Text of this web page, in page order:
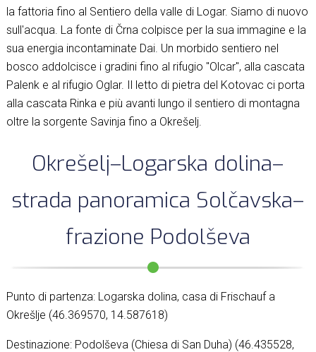
la fattoria fino al Sentiero della valle di Logar. Siamo di nuovo
sull'acqua. La fonte di Črna colpisce per la sua immagine e la
sua energia incontaminate Dai. Un morbido sentiero nel
bosco addolcisce i gradini fino al rifugio "Olcar", alla cascata
Palenk e al rifugio Oglar. Il letto di pietra del Kotovac ci porta
alla cascata Rinka e più avanti lungo il sentiero di montagna
oltre la sorgente Savinja fino a Okrešelj.
Okrešelj–Logarska dolina–
strada panoramica Solčavska–
frazione Podolševa
Punto di partenza: Logarska dolina, casa di Frischauf a
Okrešlje (46.369570, 14.587618)
Destinazione: Podolševa (Chiesa di San Duha) (46.435528,